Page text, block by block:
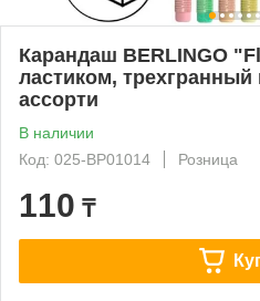
Карандаш BERLINGO
ластиком, трехгранный
ассорти
В наличии
Код: 025-BP01014
Розница
110 ₸